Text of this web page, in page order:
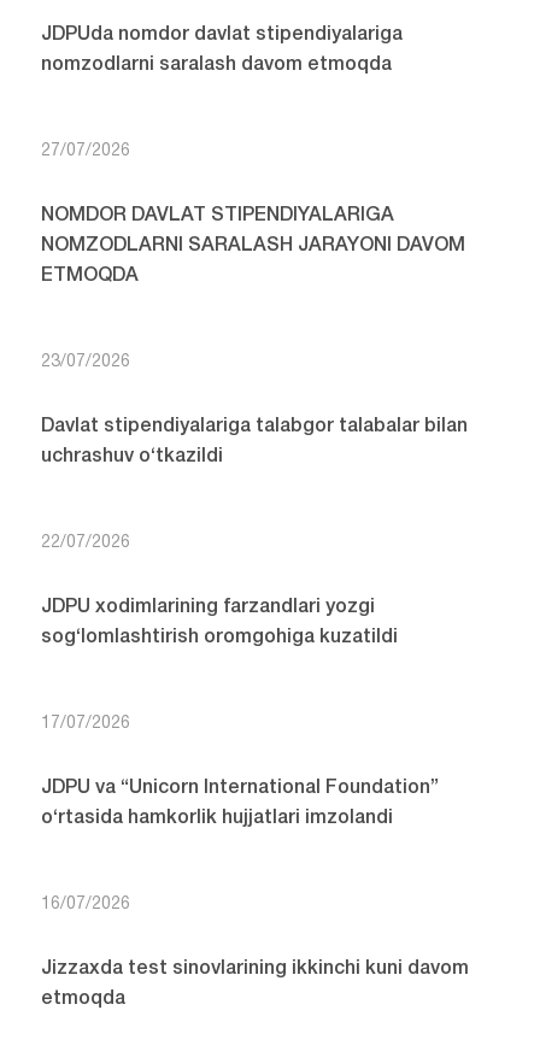
JDPUda nomdor davlat stipendiyalariga
nomzodlarni saralash davom etmoqda
27/07/2026
NOMDOR DAVLAT STIPENDIYALARIGA
NOMZODLARNI SARALASH JARAYONI DAVOM
ETMOQDA
23/07/2026
Davlat stipendiyalariga talabgor talabalar bilan
uchrashuv o‘tkazildi
22/07/2026
JDPU xodimlarining farzandlari yozgi
sog‘lomlashtirish oromgohiga kuzatildi
17/07/2026
JDPU va “Unicorn International Foundation”
o‘rtasida hamkorlik hujjatlari imzolandi
16/07/2026
Jizzaxda test sinovlarining ikkinchi kuni davom
etmoqda